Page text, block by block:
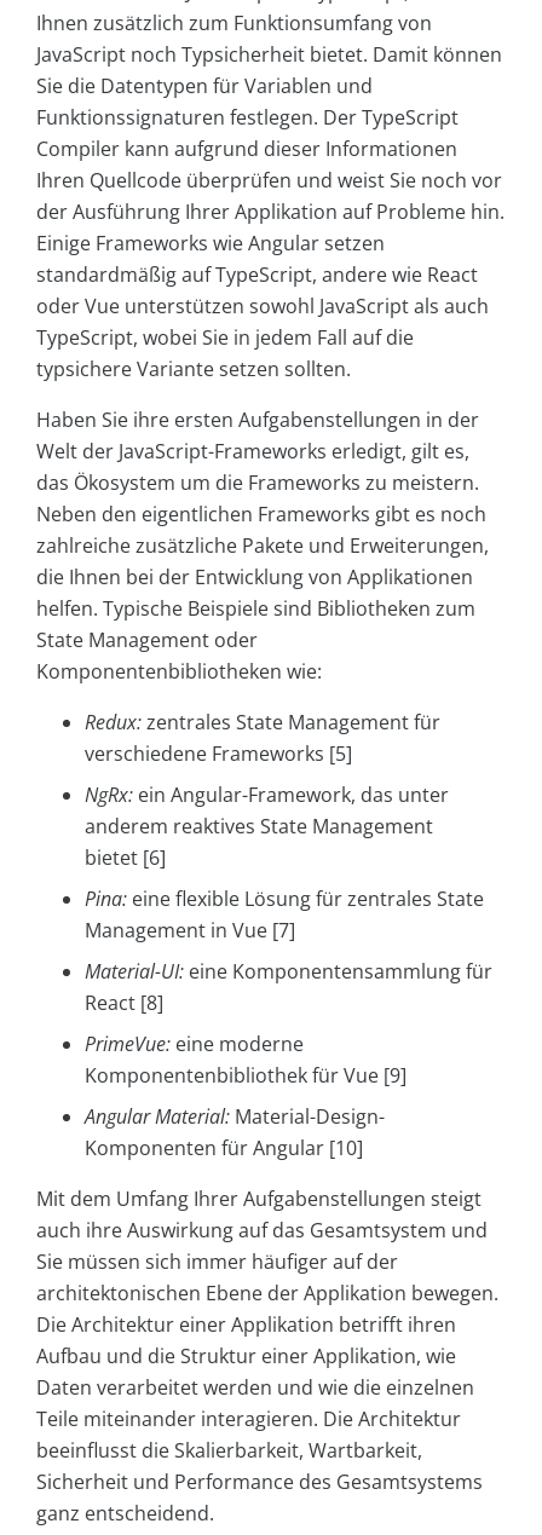
Ihnen zusätzlich zum Funktionsumfang von
JavaScript noch Typsicherheit bietet. Damit können
Sie die Datentypen für Variablen und
Funktionssignaturen festlegen. Der TypeScript
Compiler kann aufgrund dieser Informationen
Ihren Quellcode überprüfen und weist Sie noch vor
der Ausführung Ihrer Applikation auf Probleme hin.
Einige Frameworks wie Angular setzen
standardmäßig auf TypeScript, andere wie React
oder Vue unterstützen sowohl JavaScript als auch
TypeScript, wobei Sie in jedem Fall auf die
typsichere Variante setzen sollten.
Haben Sie ihre ersten Aufgabenstellungen in der
Welt der JavaScript-Frameworks erledigt, gilt es,
das Ökosystem um die Frameworks zu meistern.
Neben den eigentlichen Frameworks gibt es noch
zahlreiche zusätzliche Pakete und Erweiterungen,
die Ihnen bei der Entwicklung von Applikationen
helfen. Typische Beispiele sind Bibliotheken zum
State Management oder
Komponentenbibliotheken wie:
Redux:zentrales State Management für
verschiedene Frameworks [5]
NgRx: ein Angular-Framework, das unter
anderem reaktives State Management
bietet [6]
Pina: eine flexible Lösung für zentrales State
Management in Vue [7]
Material-UI: eine Komponentensammlung für
React [8]
PrimeVue: eine moderne
Komponentenbibliothek für Vue [9]
Angular Material: Material-Design-
Komponenten für Angular [10]
Mit dem Umfang Ihrer Aufgabenstellungen steigt
auch ihre Auswirkung auf das Gesamtsystem und
Sie müssen sich immer häufiger auf der
architektonischen Ebene der Applikation bewegen.
Die Architektur einer Applikation betrifft ihren
Aufbau und die Struktur einer Applikation, wie
Daten verarbeitet werden und wie die einzelnen
Teile miteinander interagieren. Die Architektur
beeinflusst die Skalierbarkeit, Wartbarkeit,
Sicherheit und Performance des Gesamtsystems
ganz entscheidend.